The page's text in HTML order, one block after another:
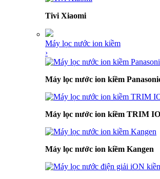
Tivi Xiaomi
Máy lọc nước ion kiềm
›
Máy lọc nước ion kiềm
Máy lọc nước ion kiềm TRIM
Máy lọc nước ion kiềm Kangen